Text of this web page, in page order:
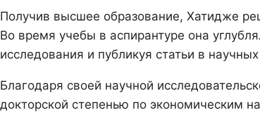
Получив высшее образование, Хатидже
Во время учебы в аспирантуре она
исследования и публикуя статьи в
Благодаря своей научной
докторской степенью по экономическим